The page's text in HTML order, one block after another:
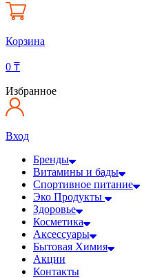
Корзина
0 ₸
Избранное
Вход
Бренды
Витамины и бады
Спортивное питание
Эко Продукты
Здоровье
Косметика
Аксессуары
Бытовая Химия
Акции
Контакты